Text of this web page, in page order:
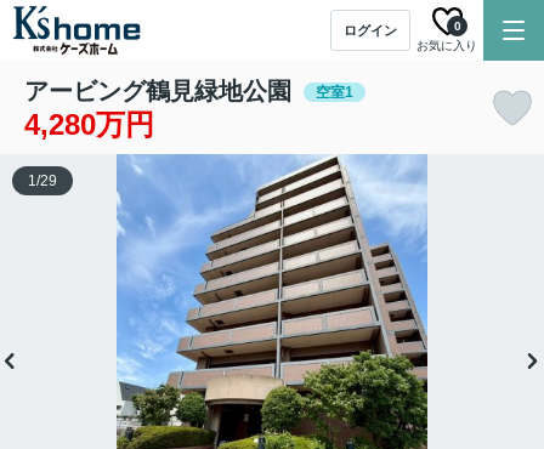
ログイン
お気に入り
0
アービング鶴見緑地公園 空室1
4,280万円
1/29